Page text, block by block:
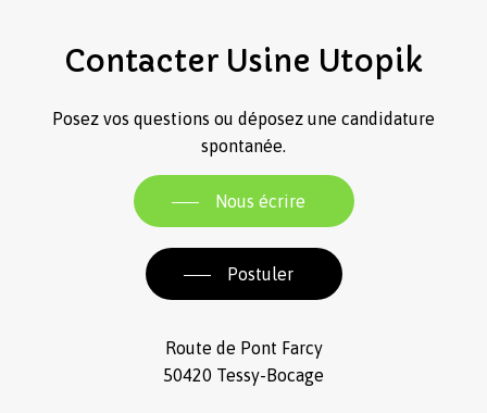
Contacter Usine Utopik
Posez vos questions ou déposez une candidature
spontanée.
Nous écrire
Postuler
Route de Pont Farcy
50420 Tessy-Bocage